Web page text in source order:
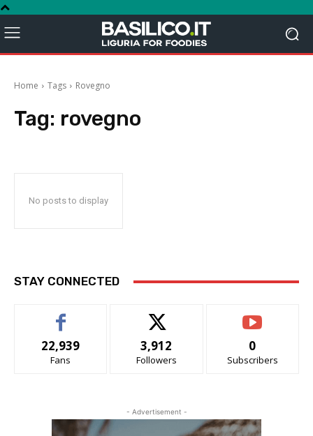
Home Tags Rovegno
Tag: rovegno
No posts to display
STAY CONNECTED
22,939
Fans
3,912
Followers
0
Subscribers
- Advertisement -